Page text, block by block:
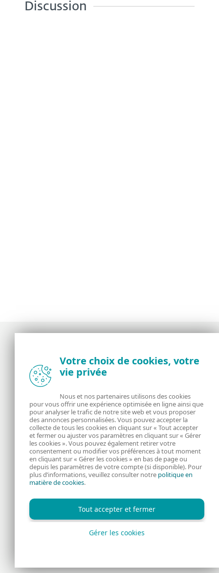
Discussion
Actualités, opinions et astuces de la
communauté de sécurité d’ESET
ESET
RSS Feed Gérer les cookies
Informations juridiques Nous rejoindre
Politique de
confidentialité
Votre choix de cookies, votre
vie privée
Nous et nos partenaires utilisons des cookies
pour vous offrir une expérience optimisée en ligne ainsi que
pour analyser le trafic de notre site web et vous proposer
des annonces personnalisées. Vous pouvez accepter la
collecte de tous les cookies en cliquant sur « Tout accepter
et fermer ou ajuster vos paramètres en cliquant sur « Gérer
les cookies ». Vous pouvez également retirer votre
consentement ou modifier vos préférences à tout moment
en cliquant sur « Gérer les cookies » en bas de page ou
depuis les paramètres de votre compte (si disponible). Pour
plus d’informations, veuillez consulter notre politique en
matière de cookies.
Tout accepter et fermer
Gérer les cookies